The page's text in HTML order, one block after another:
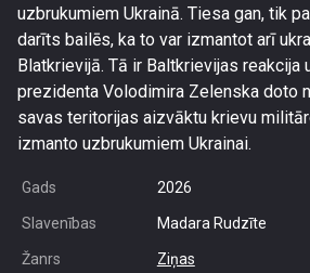
uzbrukumiem Ukrainā. Tiesa gan, tik
darīts bailēs, ka to var izmantot arī
Blatkrievijā. Tā ir Baltkrievijas reakcija
prezidenta Volodimira Zelenska doto
savas teritorijas aizvāktu krievu
izmanto uzbrukumiem Ukrainai.
Gads 2026
Slavenības Madara Rudzīte
Žanrs Ziņas